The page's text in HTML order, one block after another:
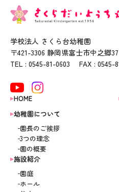
学校法人 さくら台幼稚園
〒421-3306 静岡県富士市中之郷
TEL : 0545-81-0603 FAX : 0545-
HOME
幼稚園について
園長のご挨拶
3つの理念
園の概要
施設紹介
園庭
ホール